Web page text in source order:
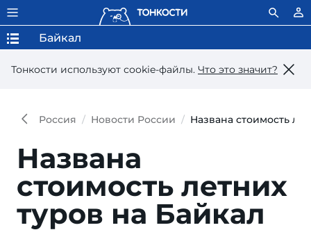
Тонкости используют сookie-файлы. Что это значит?
Байкал
Россия Новости России Названа стоимость
Названа
стоимость летних
ту­ров на Байкал